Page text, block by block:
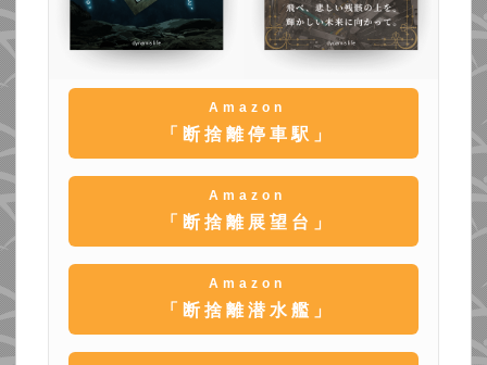
Amazon
「断捨離停車駅」
Amazon
「断捨離展望台」
Amazon
「断捨離潜水艦」